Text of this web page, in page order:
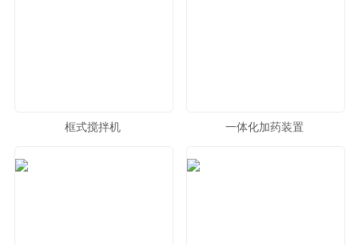
框式搅拌机 一体化加药装置